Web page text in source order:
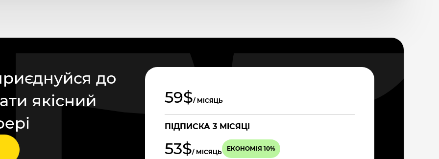
до
якісний
59$/ МІСЯЦЬ
ПІДПИСКА 3 МІСЯЦІ
53$/ МІСЯЦЬ ЕКОНОМІЯ 10%